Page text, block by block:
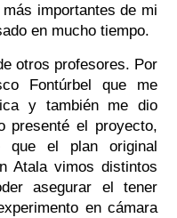
importantes de mi
en mucho tiempo.
otros profesores. Por
Fontúrbel que me
y también me dio
presenté el proyecto,
que el plan original
Atala vimos distintos
asegurar el tener
en cámara